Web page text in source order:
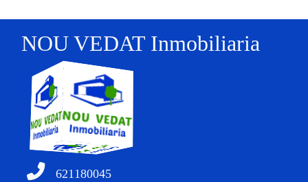
NOU VEDAT Inmobiliaria
621180045